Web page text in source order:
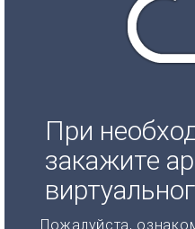
При
закажите
Пожалуйста,